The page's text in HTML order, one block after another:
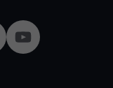
YouTube